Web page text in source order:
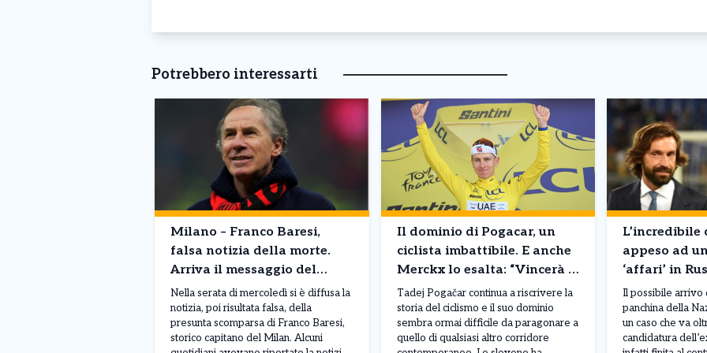
Potrebbero interessarti
Milano – Franco Baresi,
falsa notizia della morte.
Arriva il messaggio del
Milan “E’ in un momento
delicato”
Nella serata di mercoledì si è diffusa la
notizia, poi risultata falsa, della
presunta scomparsa di Franco Baresi,
storico capitano del Milan. Alcuni
Il dominio di Pogacar, un
ciclista imbattibile. E anche
Merckx lo esalta: “Vincerà 8
Tour de France”
Tadej Pogačar continua a riscrivere la
storia del ciclismo e il suo dominio
sembra ormai difficile da paragonare a
quello di qualsiasi altro corridore
L’incredibile
appeso ad
‘affari’ in
Maldini
Il possibile arrivo
panchina della
un caso che va
candidatura